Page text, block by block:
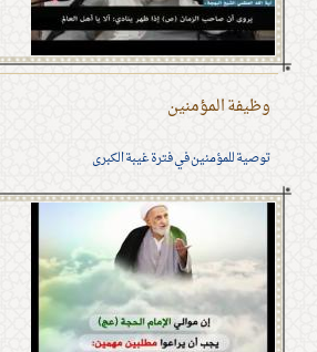
وظيفة المؤمنين
توصية للمؤمنين في فترة غيبة الكبرى